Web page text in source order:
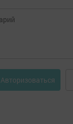
Авторизоваться